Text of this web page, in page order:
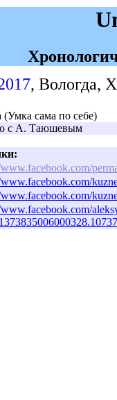
, Вологда,
(Умка сама по себе)
с А. Таюшевым